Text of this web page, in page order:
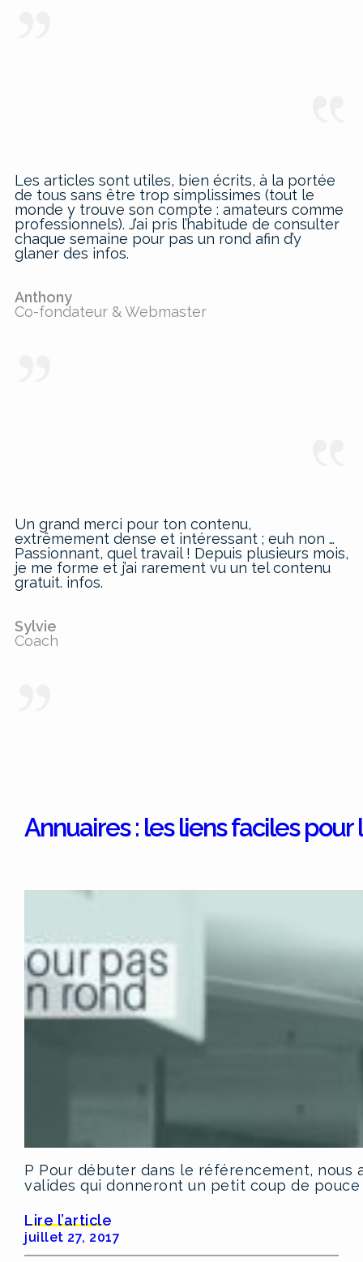
Les articles sont utiles, bien écrits, à la portée
de tous sans être trop simplissimes (tout le
monde y trouve son compte : amateurs comme
professionnels). J’ai pris l’habitude de consulter
chaque semaine pour pas un rond afin d’y
glaner des infos.
Anthony
Co-fondateur & Webmaster
Un grand merci pour ton contenu,
extrêmement dense et intéressant ; euh non …
Passionnant, quel travail ! Depuis plusieurs mois,
je me forme et j’ai rarement vu un tel contenu
gratuit. infos.
Sylvie
Coach
Annuaires : les liens faciles
P Pour débuter dans le référencement,
valides qui donneront un petit coup de
Lire l’article
juillet 27, 2017